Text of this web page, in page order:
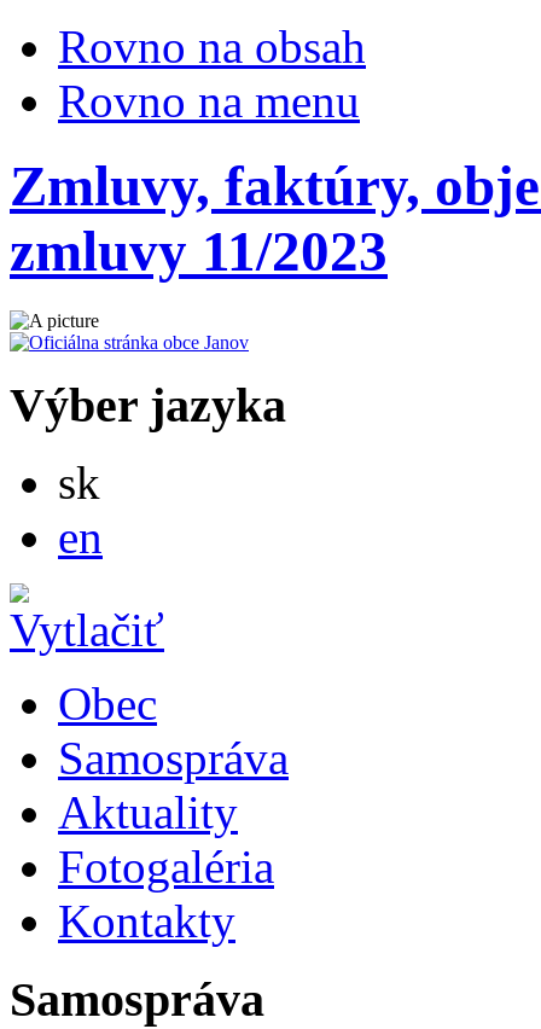
Rovno na obsah
Rovno na menu
Zmluvy, faktúry,
zmluvy 11/2023
Výber jazyka
sk
en
Obec
Samospráva
Aktuality
Fotogaléria
Kontakty
Samospráva